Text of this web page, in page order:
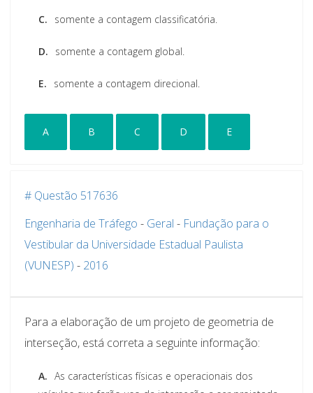
C. somente a contagem classificatória.
D. somente a contagem global.
E. somente a contagem direcional.
A B C D E
# Questão 517636
Engenharia de Tráfego - Geral - Fundação para o
Vestibular da Universidade Estadual Paulista
(VUNESP) - 2016
Para a elaboração de um projeto de geometria de
interseção, está correta a seguinte informação:
A. As características físicas e operacionais dos